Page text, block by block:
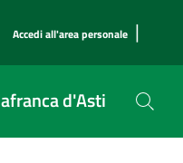
Accedi all'area personale |
d'Asti